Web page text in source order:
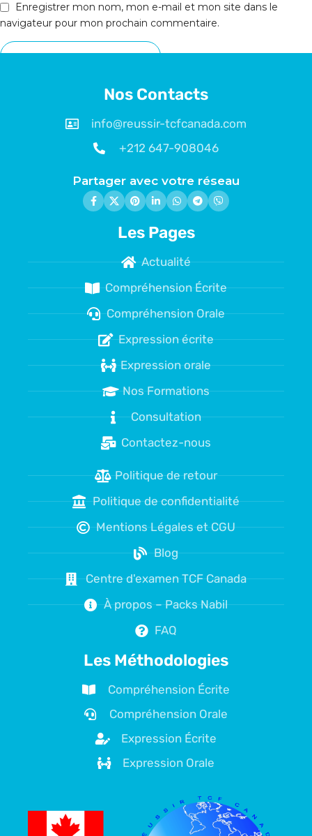
Enregistrer mon nom, mon e-mail et mon site dans le
navigateur pour mon prochain commentaire.
Nos Contacts
info@reussir-tcfcanada.com
+212 647-908046
Partager avec votre réseau
Les Pages
Actualité
Compréhension Écrite
Compréhension Orale
Expression écrite
Expression orale
Nos Formations
Consultation
Contactez-nous
Politique de retour
Politique de confidentialité
Mentions Légales et CGU
Blog
Centre d'examen TCF Canada
À propos – Packs Nabil
FAQ
Les Méthodologies
Compréhension Écrite
Compréhension Orale
Expression Écrite
Expression Orale